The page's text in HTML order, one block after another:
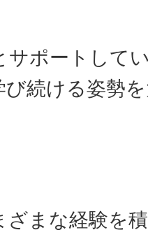
サポートして
び続ける姿勢
ざまな経験を